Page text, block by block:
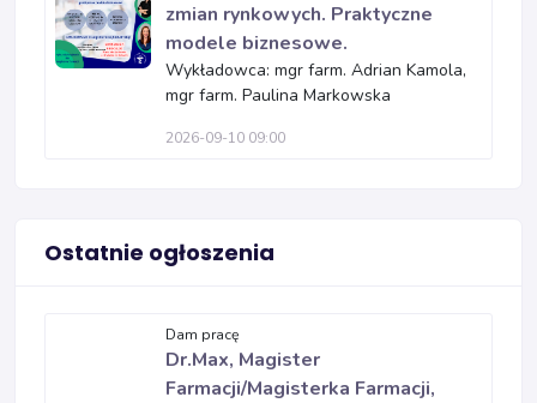
zmian rynkowych. Praktyczne
modele biznesowe.
Wykładowca: mgr farm. Adrian Kamola,
mgr farm. Paulina Markowska
2026-09-10 09:00
Ostatnie ogłoszenia
Dam pracę
Dr.Max, Magister
Farmacji/Magisterka Farmacji,